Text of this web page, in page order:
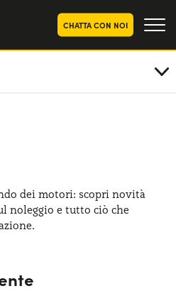
CHATTA CON NOI
UN PAESE
dei motori: scopri novità
noleggio e tutto ciò che